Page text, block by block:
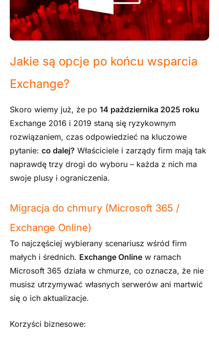
Jakie są opcje po końcu wsparcia
Exchange?
Skoro wiemy już, że po 14 października 2025 roku
Exchange 2016 i 2019 staną się ryzykownym
rozwiązaniem, czas odpowiedzieć na kluczowe
pytanie: co dalej? Właściciele i zarządy firm mają tak
naprawdę trzy drogi do wyboru – każda z nich ma
swoje plusy i ograniczenia.
Migracja do chmury (Microsoft 365 /
Exchange Online)
To najczęściej wybierany scenariusz wśród firm
małych i średnich. Exchange Online w ramach
Microsoft 365 działa w chmurze, co oznacza, że nie
musisz utrzymywać własnych serwerów ani martwić
się o ich aktualizacje.
Korzyści biznesowe: